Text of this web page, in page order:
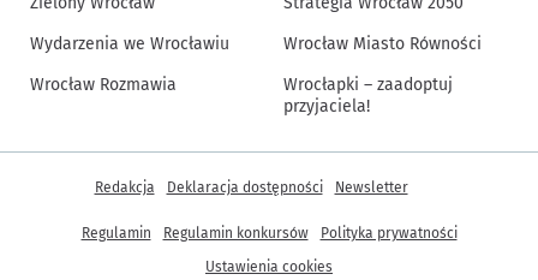
Wydarzenia we Wrocławiu
Wrocław Rozmawia
Wrocław Miasto Równości
Wrocłapki – zaadoptuj
przyjaciela!
Inne informacje
Redakcja Deklaracja dostępności Newsletter
Regulamin Regulamin konkursów
Polityka prywatności
Ustawienia cookies